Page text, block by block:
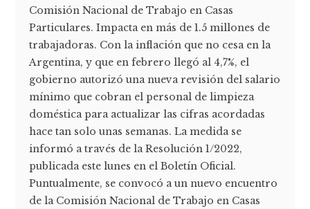
Comisión Nacional de Trabajo en Casas
Particulares. Impacta en más de 1.5 millones de
trabajadoras. Con la inflación que no cesa en la
Argentina, y que en febrero llegó al 4,7%, el
gobierno autorizó una nueva revisión del salario
mínimo que cobran el personal de limpieza
doméstica para actualizar las cifras acordadas
hace tan solo unas semanas. La medida se
informó a través de la Resolución 1/2022,
publicada este lunes en el Boletín Oficial.
Puntualmente, se convocó a un nuevo encuentro
de la Comisión Nacional de Trabajo en Casas